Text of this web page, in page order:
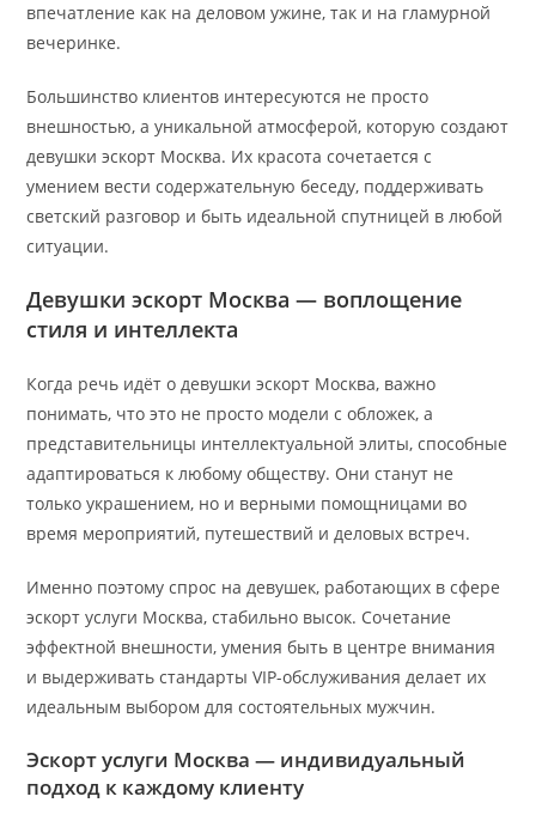
впечатление как на деловом ужине, так и на гламурной
вечеринке.
Большинство клиентов интересуются не просто
внешностью, а уникальной атмосферой, которую создают
девушки эскорт Москва. Их красота сочетается с
умением вести содержательную беседу, поддерживать
светский разговор и быть идеальной спутницей в любой
ситуации.
Девушки эскорт Москва — воплощение
стиля и интеллекта
Когда речь идёт о девушки эскорт Москва, важно
понимать, что это не просто модели с обложек, а
представительницы интеллектуальной элиты, способные
адаптироваться к любому обществу. Они станут не
только украшением, но и верными помощницами во
время мероприятий, путешествий и деловых встреч.
Именно поэтому спрос на девушек, работающих в сфере
эскорт услуги Москва, стабильно высок. Сочетание
эффектной внешности, умения быть в центре внимания
и выдерживать стандарты VIP-обслуживания делает их
идеальным выбором для состоятельных мужчин.
Эскорт услуги Москва — индивидуальный
подход к каждому клиенту